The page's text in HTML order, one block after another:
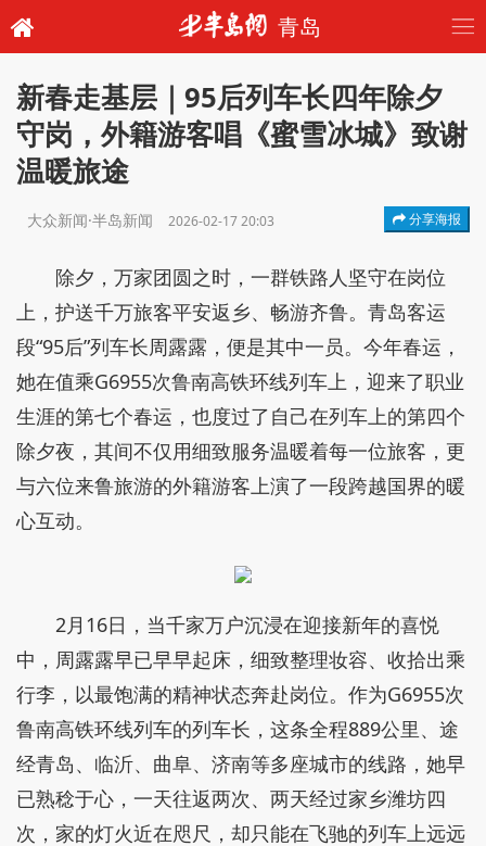
青岛
新春走基层｜95后列车长四年除夕
守岗，外籍游客唱《蜜雪冰城》致谢
温暖旅途
大众新闻·半岛新闻 2026-02-17 20:03 分享海报
除夕，万家团圆之时，一群铁路人坚守在岗位
上，护送千万旅客平安返乡、畅游齐鲁。青岛客运
段“95后”列车长周露露，便是其中一员。今年春运，
她在值乘G6955次鲁南高铁环线列车上，迎来了职业
生涯的第七个春运，也度过了自己在列车上的第四个
除夕夜，其间不仅用细致服务温暖着每一位旅客，更
与六位来鲁旅游的外籍游客上演了一段跨越国界的暖
心互动。
2月16日，当千家万户沉浸在迎接新年的喜悦
中，周露露早已早早起床，细致整理妆容、收拾出乘
行李，以最饱满的精神状态奔赴岗位。作为G6955次
鲁南高铁环线列车的列车长，这条全程889公里、途
经青岛、临沂、曲阜、济南等多座城市的线路，她早
已熟稔于心，一天往返两次、两天经过家乡潍坊四
次，家的灯火近在咫尺，却只能在飞驰的列车上远远